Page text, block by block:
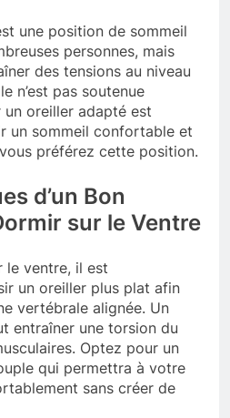
une position de sommeil
personnes, mais
des tensions au niveau
n’est pas soutenue
oreiller adapté est
un sommeil confortable et
préférez cette position.
d’un Bon
sur le Ventre
le ventre, il est
un oreiller plus plat afin
vertébrale alignée. Un
entraîner une torsion du
Optez pour un
qui permettra à votre
sans créer de